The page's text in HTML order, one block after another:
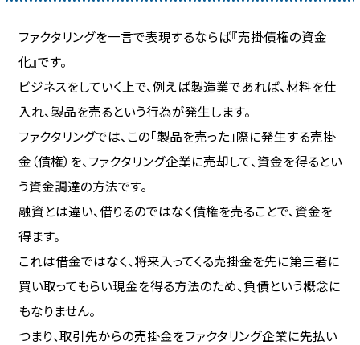
ファクタリングを一言で表現するならば『売掛債権の資金
化』です。
ビジネスをしていく上で、例えば製造業であれば、材料を仕
入れ、製品を売るという行為が発生します。
ファクタリングでは、この「製品を売った」際に発生する売掛
金（債権）を、ファクタリング企業に売却して、資金を得るとい
う資金調達の方法です。
融資とは違い、借りるのではなく債権を売ることで、資金を
得ます。
これは借金ではなく、将来入ってくる売掛金を先に第三者に
買い取ってもらい現金を得る方法のため、負債という概念に
もなりません。
つまり、取引先からの売掛金をファクタリング企業に先払い